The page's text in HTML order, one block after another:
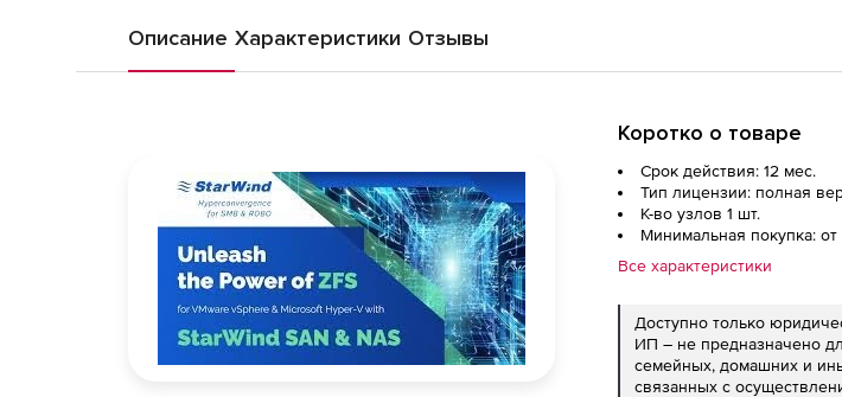
Описание Характеристики Отзывы
Коротко о товаре
Срок действия: 12 мес.
Тип лицензии: полная
К-во узлов 1 шт.
Минимальная покупка: от
Все характеристики
Доступно только
ИП – не предназначено
семейных, домашних и
связанных с